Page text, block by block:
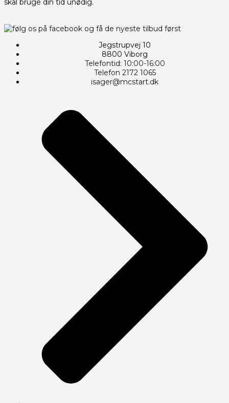
skal bruge din tid unødig.
Jegstrupvej 10
8800 Viborg
Telefontid: 10:00-16:00
Telefon 2172 1065
isager@mcstart.dk